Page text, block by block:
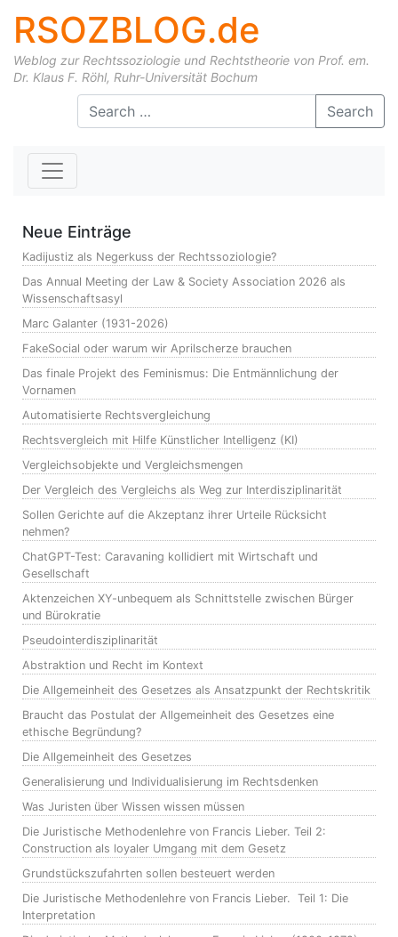
RSOZBLOG.de
Weblog zur Rechtssoziologie und Rechtstheorie von Prof. em.
Dr. Klaus F. Röhl, Ruhr-Universität Bochum
Skip to content Search
Neue Einträge
Kadijustiz als Negerkuss der Rechtssoziologie?
Das Annual Meeting der Law & Society Association 2026 als
Wissenschaftsasyl
Marc Galanter (1931-2026)
FakeSocial oder warum wir Aprilscherze brauchen
Das finale Projekt des Feminismus: Die Entmännlichung der
Vornamen
Automatisierte Rechtsvergleichung
Rechtsvergleich mit Hilfe Künstlicher Intelligenz (KI)
Vergleichsobjekte und Vergleichsmengen
Der Vergleich des Vergleichs als Weg zur Interdisziplinarität
Sollen Gerichte auf die Akzeptanz ihrer Urteile Rücksicht
nehmen?
ChatGPT-Test: Caravaning kollidiert mit Wirtschaft und
Gesellschaft
Aktenzeichen XY-unbequem als Schnittstelle zwischen Bürger
und Bürokratie
Pseudointerdisziplinarität
Abstraktion und Recht im Kontext
Die Allgemeinheit des Gesetzes als Ansatzpunkt der Rechtskritik
Braucht das Postulat der Allgemeinheit des Gesetzes eine
ethische Begründung?
Die Allgemeinheit des Gesetzes
Generalisierung und Individualisierung im Rechtsdenken
Was Juristen über Wissen wissen müssen
Die Juristische Methodenlehre von Francis Lieber. Teil 2:
Construction als loyaler Umgang mit dem Gesetz
Grundstückszufahrten sollen besteuert werden
Die Juristische Methodenlehre von Francis Lieber. Teil 1: Die
Interpretation